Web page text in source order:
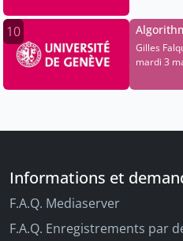
10
Gilles
mardi 3
Informations et
F.A.Q. Mediaserver
F.A.Q. Enregistrements par